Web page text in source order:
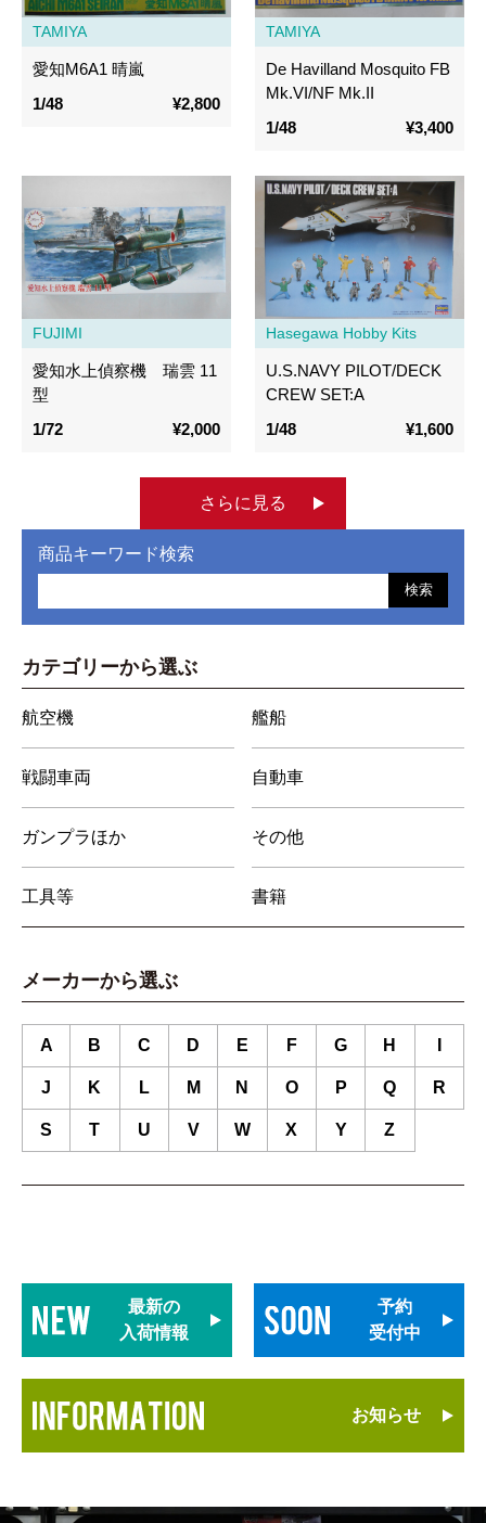
TAMIYA
愛知M6A1 晴嵐
1/48
¥2,800
TAMIYA
De Havilland Mosquito FB
Mk.VI/NF Mk.II
1/48
¥3,400
FUJIMI
愛知水上偵察機 瑞雲 11
型
1/72
¥2,000
Hasegawa Hobby Kits
U.S.NAVY PILOT/DECK
CREW SET:A
1/48
¥1,600
さらに見る
商品キーワード検索
検索
カテゴリーから選ぶ
航空機 艦船
戦闘車両 自動車
ガンプラほか その他
工具等 書籍
メーカーから選ぶ
A B C D E F G H
J K L M N O P Q R
S T U V W X Y Z
最新の
入荷情報
予約
受付中
お知らせ